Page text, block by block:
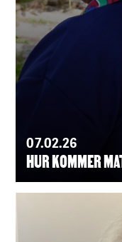
07.02.26
HUR KOMMER